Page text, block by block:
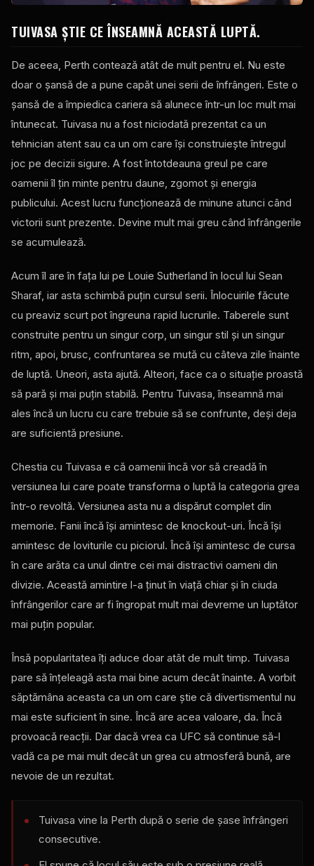
TUIVASA ȘTIE CE ÎNSEAMNĂ ACEASTĂ LUPTĂ.
De aceea, Perth contează atât de mult pentru el. Nu este
doar o șansă de a pune capăt unei serii de înfrângeri. Este o
șansă de a împiedica cariera să alunece într-un loc mult mai
întunecat. Tuivasa nu a fost niciodată prezentat ca un
tehnician atent sau ca un om care își construiește întregul
joc pe decizii sigure. A fost întotdeauna greul pe care
oamenii îl țin minte pentru daune, zgomot și energia
publicului. Acest lucru funcționează de minune atunci când
victorii sunt prezente. Devine mult mai greu când înfrângerile
se acumulează.
Acum îl are în fața lui pe Louie Sutherland în locul lui Sean
Sharaf, iar asta schimbă puțin cursul serii. Înlocuirile făcute
cu preaviz scurt pot îngreuna rapid lucrurile. Taberele sunt
construite pentru un singur corp, un singur stil și un singur
ritm, apoi, brusc, confruntarea se mută cu câteva zile înainte
de luptă. Uneori, asta ajută. Alteori, face ca o situație proastă
să pară și mai puțin stabilă. Pentru Tuivasa, înseamnă mai
ales încă un lucru cu care trebuie să se confrunte, deși deja
are suficientă presiune.
Chestia cu Tuivasa e că oamenii încă vor să creadă în
versiunea lui care poate transforma o luptă la categoria grea
într-o revoltă. Versiunea asta nu a dispărut complet din
memorie. Fanii încă își amintesc de knockout-uri. Încă își
amintesc de loviturile cu piciorul. Încă își amintesc de cursa
în care arăta ca unul dintre cei mai distractivi oameni din
divizie. Această amintire l-a ținut în viață chiar și în ciuda
înfrângerilor care ar fi îngropat mult mai devreme un luptător
mai puțin popular.
Însă popularitatea îți aduce doar atât de mult timp. Tuivasa
pare să înțeleagă asta mai bine acum decât înainte. A vorbit
săptămâna aceasta ca un om care știe că divertismentul nu
mai este suficient în sine. Încă are acea valoare, da. Încă
provoacă reacții. Dar dacă vrea ca UFC să continue să-l
vadă ca pe mai mult decât un grea cu atmosferă bună, are
nevoie de un rezultat.
Tuivasa vine la Perth după o serie de șase înfrângeri
consecutive.